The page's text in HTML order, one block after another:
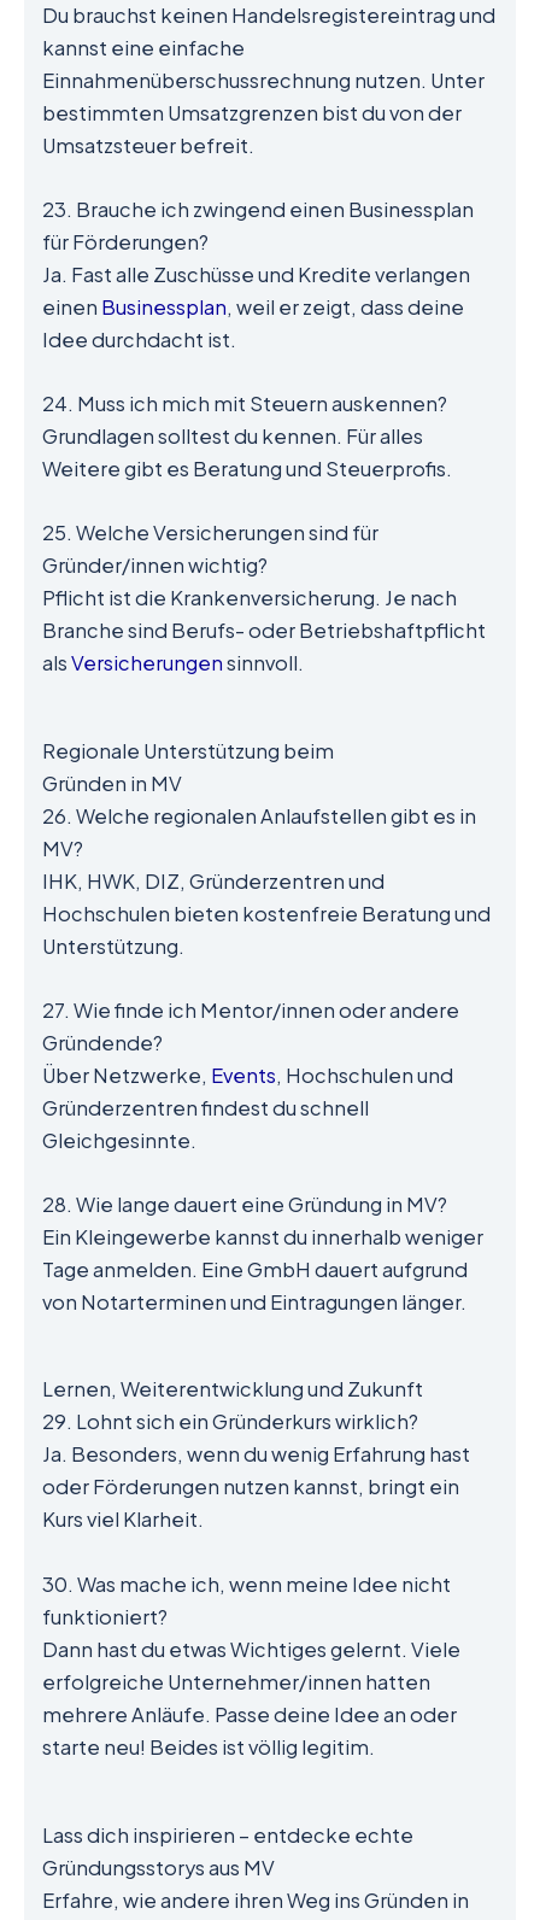
Du brauchst keinen Handelsregistereintrag und
kannst eine einfache
Einnahmenüberschussrechnung nutzen. Unter
bestimmten Umsatzgrenzen bist du von der
Umsatzsteuer befreit.
23. Brauche ich zwingend einen Businessplan
für Förderungen?
Ja. Fast alle Zuschüsse und Kredite verlangen
einen Businessplan, weil er zeigt, dass deine
Idee durchdacht ist.
24. Muss ich mich mit Steuern auskennen?
Grundlagen solltest du kennen. Für alles
Weitere gibt es Beratung und Steuerprofis.
25. Welche Versicherungen sind für
Gründer/innen wichtig?
Pflicht ist die Krankenversicherung. Je nach
Branche sind Berufs- oder Betriebshaftpflicht
alsVersicherungensinnvoll.
Regionale Unterstützung beim
Gründen in MV
26. Welche regionalen Anlaufstellen gibt es in
MV?
IHK, HWK, DIZ, Gründerzentren und
Hochschulen bieten kostenfreie Beratung und
Unterstützung.
27. Wie finde ich Mentor/innen oder andere
Gründende?
Über Netzwerke, Events, Hochschulen und
Gründerzentren findest du schnell
Gleichgesinnte.
28. Wie lange dauert eine Gründung in MV?
Ein Kleingewerbe kannst du innerhalb weniger
Tage anmelden. Eine GmbH dauert aufgrund
von Notarterminen und Eintragungen länger.
Lernen, Weiterentwicklung und Zukunft
29. Lohnt sich ein Gründerkurs wirklich?
Ja. Besonders, wenn du wenig Erfahrung hast
oder Förderungen nutzen kannst, bringt ein
Kurs viel Klarheit.
30. Was mache ich, wenn meine Idee nicht
funktioniert?
Dann hast du etwas Wichtiges gelernt. Viele
erfolgreiche Unternehmer/innen hatten
mehrere Anläufe. Passe deine Idee an oder
starte neu! Beides ist völlig legitim.
Lass dich inspirieren – entdecke echte
Gründungsstorys aus MV
Erfahre, wie andere ihren Weg ins Gründen in